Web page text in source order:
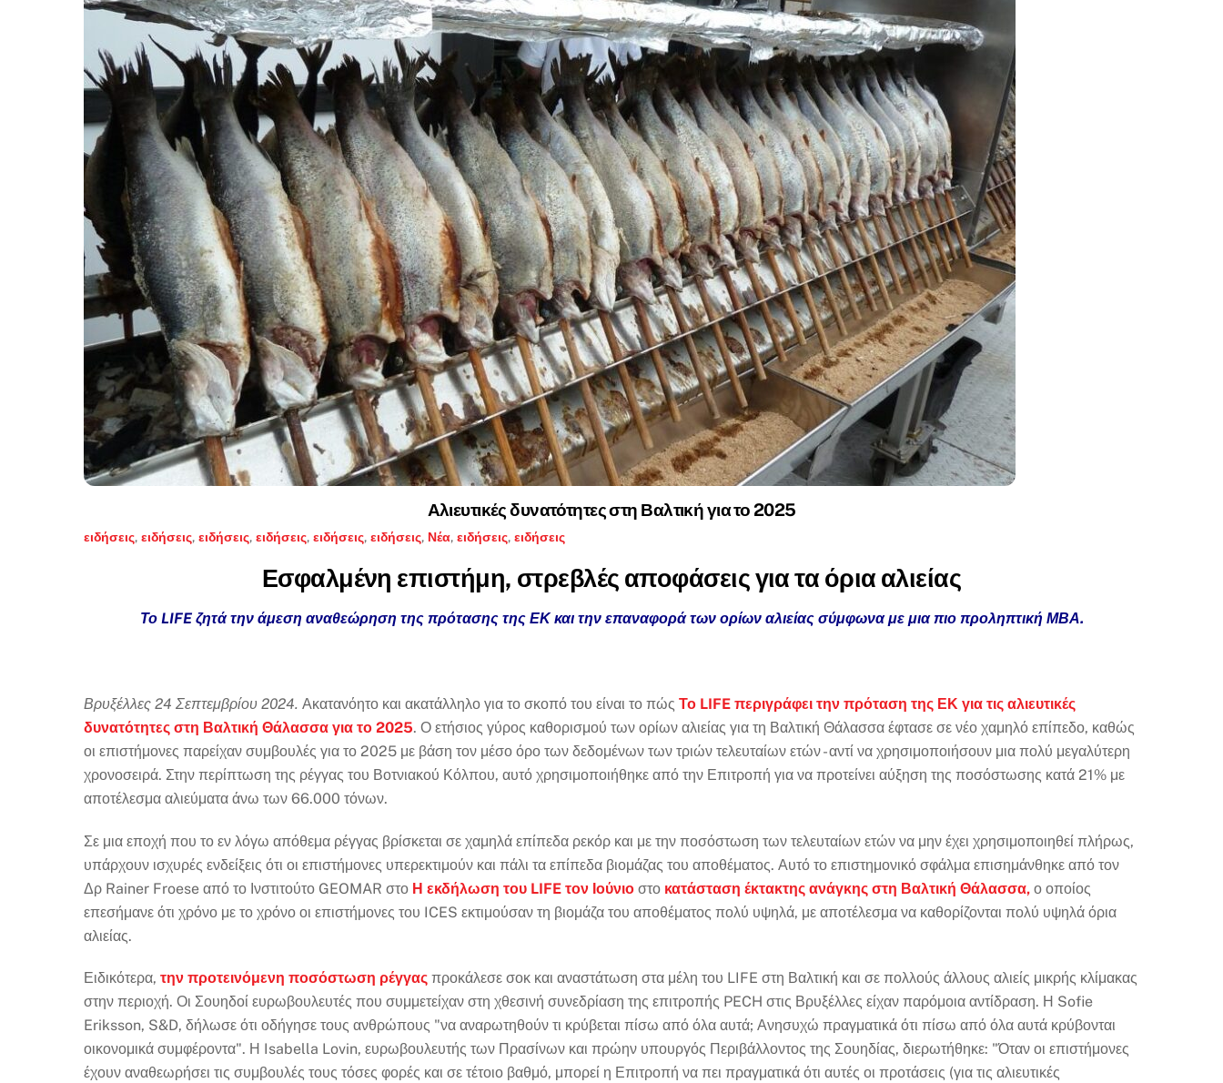
Αλιευτικές δυνατότητες στη Βαλτική για το 2025
ειδήσεις, ειδήσεις, ειδήσεις, ειδήσεις, ειδήσεις, ειδήσεις, Νέα, ειδήσεις, ειδήσεις
Εσφαλμένη επιστήμη, στρεβλές αποφάσεις για τα όρια αλιείας
Το LIFE ζητά την άμεση αναθεώρηση της πρότασης της ΕΚ και την επαναφορά των ορίων αλιείας σύμφωνα με μια πιο προληπτική ΜΒΑ.
Βρυξέλλες 24 Σεπτεμβρίου 2024. Ακατανόητο και ακατάλληλο για το σκοπό του είναι το πώς Το LIFE περιγράφει την πρόταση της ΕΚ για τις αλιευτικές
δυνατότητες στη Βαλτική Θάλασσα για το 2025. Ο ετήσιος γύρος καθορισμού των ορίων αλιείας για τη Βαλτική Θάλασσα έφτασε σε νέο χαμηλό επίπεδο, καθώς
οι επιστήμονες παρείχαν συμβουλές για το 2025 με βάση τον μέσο όρο των δεδομένων των τριών τελευταίων ετών - αντί να χρησιμοποιήσουν μια πολύ μεγαλύτερη
χρονοσειρά. Στην περίπτωση της ρέγγας του Βοτνιακού Κόλπου, αυτό χρησιμοποιήθηκε από την Επιτροπή για να προτείνει αύξηση της ποσόστωσης κατά 21% με
αποτέλεσμα αλιεύματα άνω των 66.000 τόνων.
Σε μια εποχή που το εν λόγω απόθεμα ρέγγας βρίσκεται σε χαμηλά επίπεδα ρεκόρ και με την ποσόστωση των τελευταίων ετών να μην έχει χρησιμοποιηθεί πλήρως,
υπάρχουν ισχυρές ενδείξεις ότι οι επιστήμονες υπερεκτιμούν και πάλι τα επίπεδα βιομάζας του αποθέματος. Αυτό το επιστημονικό σφάλμα επισημάνθηκε από τον
Δρ Rainer Froese από το Ινστιτούτο GEOMAR στο Η εκδήλωση του LIFE τον Ιούνιο στο κατάσταση έκτακτης ανάγκης στη Βαλτική Θάλασσα, ο οποίος
επεσήμανε ότι χρόνο με το χρόνο οι επιστήμονες του ICES εκτιμούσαν τη βιομάζα του αποθέματος πολύ υψηλά, με αποτέλεσμα να καθορίζονται πολύ υψηλά όρια
αλιείας.
Ειδικότερα, την προτεινόμενη ποσόστωση ρέγγας προκάλεσε σοκ και αναστάτωση στα μέλη του LIFE στη Βαλτική και σε πολλούς άλλους αλιείς μικρής κλίμακας
στην περιοχή. Οι Σουηδοί ευρωβουλευτές που συμμετείχαν στη χθεσινή συνεδρίαση της επιτροπής PECH στις Βρυξέλλες είχαν παρόμοια αντίδραση. Η Sofie
Eriksson, S&D, δήλωσε ότι οδήγησε τους ανθρώπους "να αναρωτηθούν τι κρύβεται πίσω από όλα αυτά; Ανησυχώ πραγματικά ότι πίσω από όλα αυτά κρύβονται
οικονομικά συμφέροντα". Η Isabella Lovin, ευρωβουλευτής των Πρασίνων και πρώην υπουργός Περιβάλλοντος της Σουηδίας, διερωτήθηκε: "Όταν οι επιστήμονες
έχουν αναθεωρήσει τις συμβουλές τους τόσες φορές και σε τέτοιο βαθμό, μπορεί η Επιτροπή να πει πραγματικά ότι αυτές οι προτάσεις (για τις αλιευτικές